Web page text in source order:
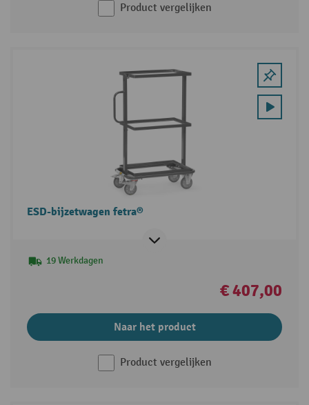
Product vergelijken
ESD-bijzetwagen fetra®
19 Werkdagen
€ 407,00
Naar het product
Product vergelijken